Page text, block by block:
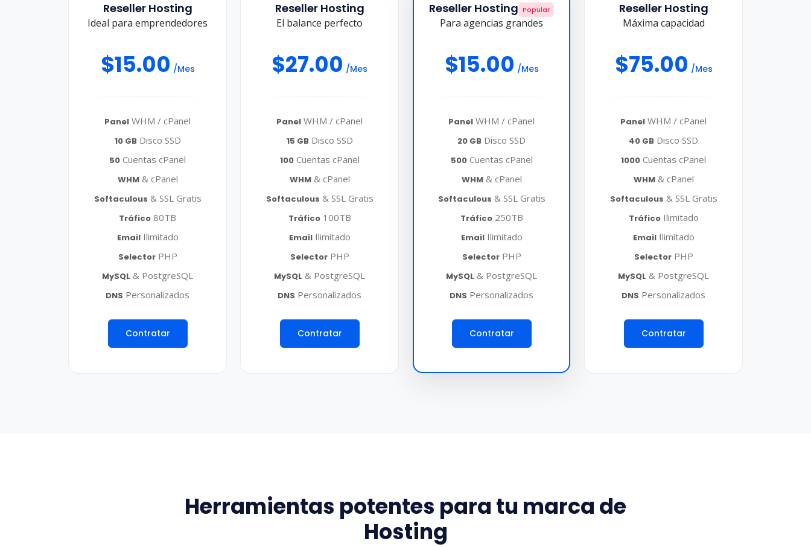
Reseller Hosting
Ideal para emprendedores
$15.00 /Mes
Panel WHM / cPanel
10 GBDisco SSD
50 Cuentas cPanel
WHM& cPanel
Softaculous & SSL Gratis
Tráfico 80TB
EmailIlimitado
SelectorPHP
MySQL & PostgreSQL
DNS Personalizados
Contratar
Reseller Hosting
El balance perfecto
$27.00 /Mes
Panel WHM / cPanel
15 GBDisco SSD
100Cuentas cPanel
WHM& cPanel
Softaculous & SSL Gratis
Tráfico100TB
EmailIlimitado
SelectorPHP
MySQL & PostgreSQL
DNS Personalizados
Contratar
Reseller Hosting Popular
Para agencias grandes
$15.00 /Mes
Panel WHM / cPanel
20 GB Disco SSD
500Cuentas cPanel
WHM& cPanel
Softaculous & SSL Gratis
Tráfico250TB
EmailIlimitado
SelectorPHP
MySQL & PostgreSQL
DNS Personalizados
Contratar
Reseller Hosting
Máxima capacidad
$75.00 /Mes
Panel WHM / cPanel
40 GB Disco SSD
1000 Cuentas cPanel
WHM& cPanel
Softaculous & SSL Gratis
TráficoIlimitado
EmailIlimitado
SelectorPHP
MySQL & PostgreSQL
DNS Personalizados
Contratar
Herramientas potentes para tu marca de
Hosting